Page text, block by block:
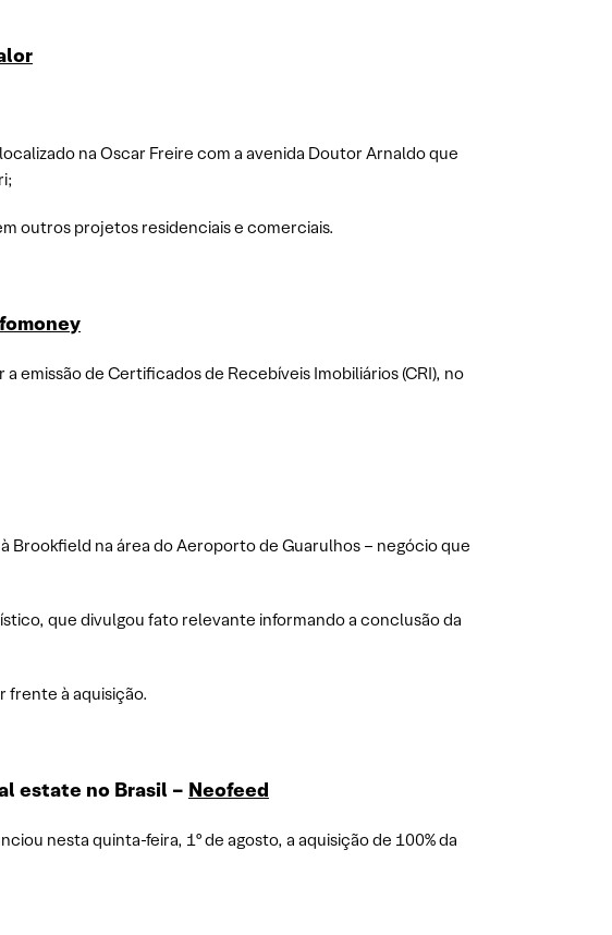
na Oscar Freire com a avenida Doutor Arnaldo que
outros projetos residenciais e comerciais.
emissão de Certificados de Recebíveis Imobiliários (CRI), no
na área do Aeroporto de Guarulhos – negócio que
que divulgou fato relevante informando a conclusão da
frente à aquisição.
estate no Brasil – Neofeed
nesta quinta-feira, 1º de agosto, a aquisição de 100% da